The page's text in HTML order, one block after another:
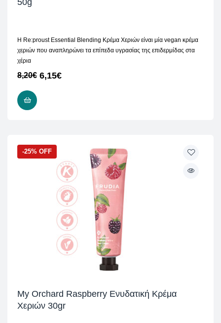
50g
Η Re:proust Essential Blending Κρέμα Χεριών είναι μία vegan κρέμα
χεριών που αναπληρώνει τα επίπεδα υγρασίας της επιδερμίδας στα
χέρια
8,20€ 6,15€
-25% OFF
My Orchard Raspberry Ενυδατική Κρέμα
Χεριών 30gr